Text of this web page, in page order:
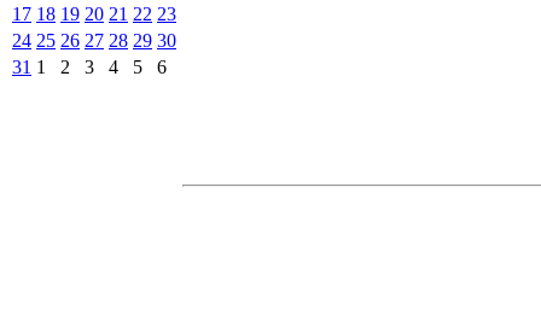
17 18 19 20 21 22 23
24 25 26 27 28 29 30
31 1 2 3 4 5 6